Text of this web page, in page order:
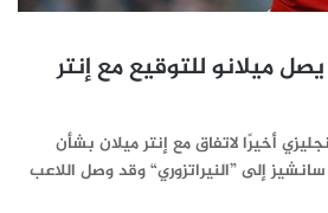
ميلانو للتوقيع مع إنتر
أخيرًا لاتفاق مع إنتر ميلان بشأن
إلى ”النيراتزوري“ وقد وصل اللاعب